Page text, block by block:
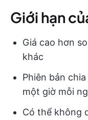
Giới hạn
Giá cao hơn
khác
Phiên bản
một giờ mỗi
Có thể không